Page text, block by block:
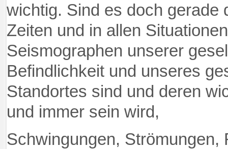
wichtig. Sind es doch gerade
Zeiten und in allen
Seismographen unserer
Befindlichkeit und unseres
Standortes sind und deren
und immer sein wird,
Schwingungen, Strömungen,